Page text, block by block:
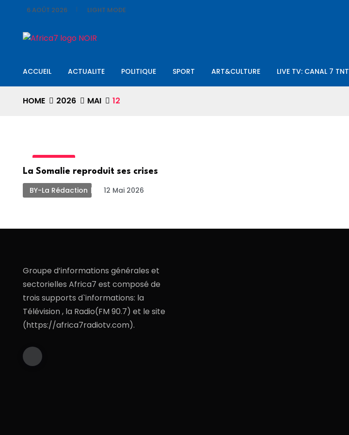
6 AOÛT 2026 LIGHT MODE
ACCUEIL ACTUALITE POLITIQUE SPORT ART&CULTURE LIVE TV: CANAL 7 TNT
HOME 2026 MAI 12
La Somalie reproduit ses crises
BY-La Rédaction 12 Mai 2026
Groupe d’informations générales et
sectorielles Africa7 est composé de
trois supports d`informations: la
Télévision , la Radio(FM 90.7) et le site
(https://africa7radiotv.com).